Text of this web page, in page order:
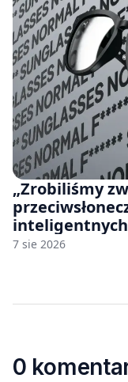
„Zrobiliśmy
7 sie 2026
0